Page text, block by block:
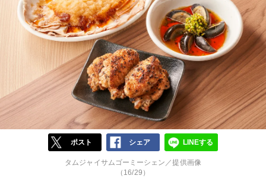
ポスト シェア LINEする
タムジャイサムゴーミーシェン／提供画像
（16/29）